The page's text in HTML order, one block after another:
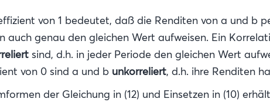
von 1 bedeutet, daß die Renditen von a und b
auch genau den gleichen Wert aufweisen. Ein
sind, d.h. in jeder Periode den gleichen Wert
von 0 sind a und b unkorreliert, d.h. ihre Renditen
der Gleichung in (12) und Einsetzen in (10)